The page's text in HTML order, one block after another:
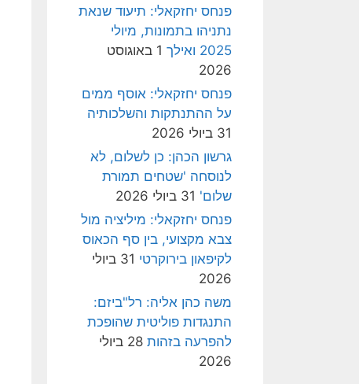
פנחס יחזקאלי: תיעוד שנאת
נתניהו בתמונות, מיולי
2025 ואילך
1 באוגוסט
2026
פנחס יחזקאלי: אוסף ממים
על ההתנתקות והשלכותיה
31 ביולי 2026
גרשון הכהן: כן לשלום, לא
לנוסחה 'שטחים תמורת
שלום' 31 ביולי 2026
פנחס יחזקאלי: מיליציה מול
צבא מקצועי, בין סף הכאוס
לקיפאון בירוקרטי
31 ביולי
2026
משה כהן אליה: רל"ביזם:
התנגדות פוליטית שהופכת
להפרעה בזהות
28 ביולי
2026